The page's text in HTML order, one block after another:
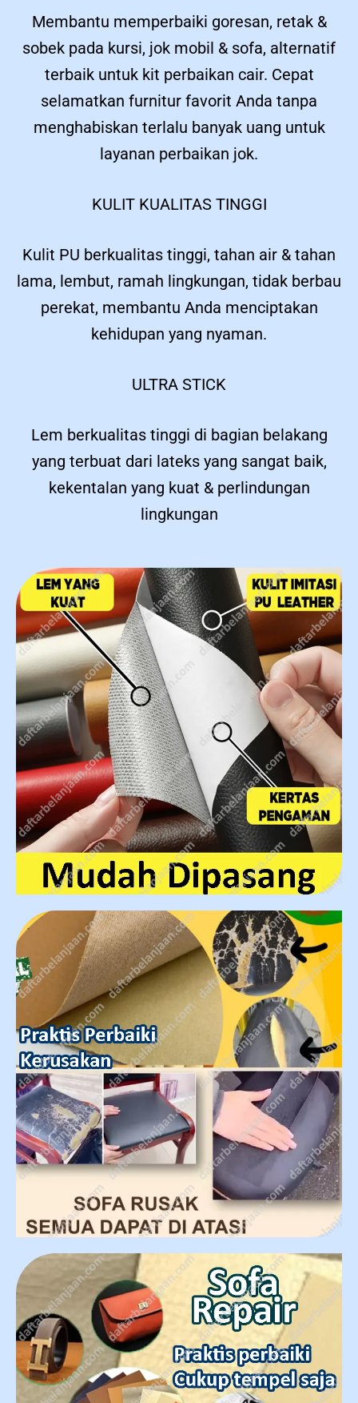
Membantu memperbaiki goresan, retak &
sobek pada kursi, jok mobil & sofa, alternatif
terbaik untuk kit perbaikan cair. Cepat
selamatkan furnitur favorit Anda tanpa
menghabiskan terlalu banyak uang untuk
layanan perbaikan jok.
KULIT KUALITAS TINGGI
Kulit PU berkualitas tinggi, tahan air & tahan
lama, lembut, ramah lingkungan, tidak berbau
perekat, membantu Anda menciptakan
kehidupan yang nyaman.
ULTRA STICK
Lem berkualitas tinggi di bagian belakang
yang terbuat dari lateks yang sangat baik,
kekentalan yang kuat & perlindungan
lingkungan